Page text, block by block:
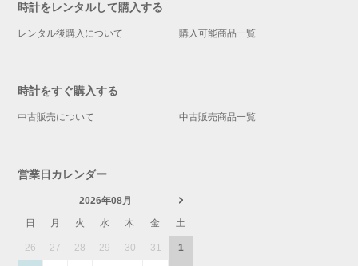
時計をレンタルして購入する
レンタル後購入について 購入可能商品一覧
時計をすぐ購入する
中古販売について 中古販売商品一覧
営業日カレンダー
2026年08月
日
月 火 水 木 金 土
26 27 28 29 30 31 1